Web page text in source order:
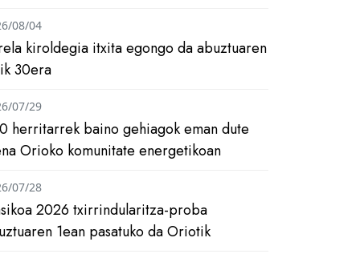
kiroldegia itxita egongo da abuztuaren
30era
08/04
herritarrek baino gehiagok eman dute
Orioko komunitate energetikoan
07/29
2026 txirrindularitza-proba
1ean pasatuko da Oriotik
07/28